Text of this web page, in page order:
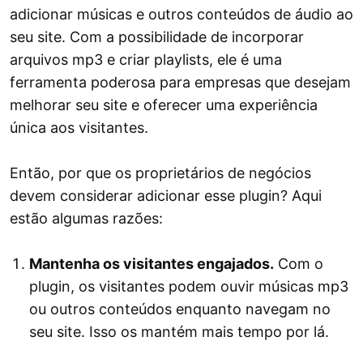
adicionar músicas e outros conteúdos de áudio ao
seu site. Com a possibilidade de incorporar
arquivos mp3 e criar playlists, ele é uma
ferramenta poderosa para empresas que desejam
melhorar seu site e oferecer uma experiência
única aos visitantes.
Então, por que os proprietários de negócios
devem considerar adicionar esse plugin? Aqui
estão algumas razões:
Mantenha os visitantes engajados. Com o
plugin, os visitantes podem ouvir músicas mp3
ou outros conteúdos enquanto navegam no
seu site. Isso os mantém mais tempo por lá.